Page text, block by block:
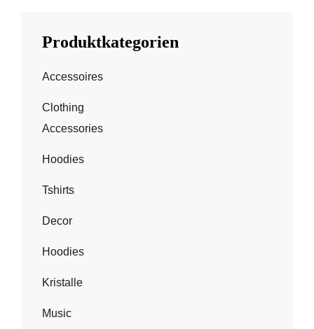
Produktkategorien
Accessoires
Clothing
Accessories
Hoodies
Tshirts
Decor
Hoodies
Kristalle
Music